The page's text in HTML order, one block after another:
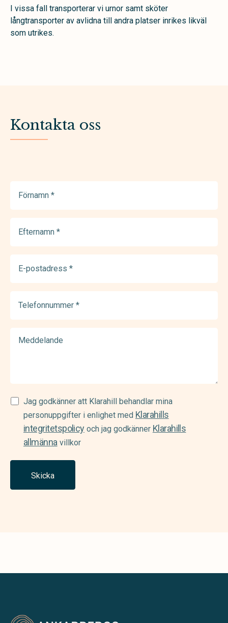
I vissa fall transporterar vi urnor samt sköter
långtransporter av avlidna till andra platser inrikes likväl
som utrikes.
Kontakta oss
(Required)
(Required)
postadress
(Required)
Samtycke
(Required)
Jag godkänner att Klarahill behandlar mina
personuppgifter i enlighet med Klarahills
integritetspolicyoch jag godkänner Klarahills
allmännavillkor
Skicka